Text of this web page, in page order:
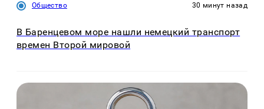
Общество 30 минут назад
В Баренцевом море нашли немецкий транспорт
времен Второй мировой